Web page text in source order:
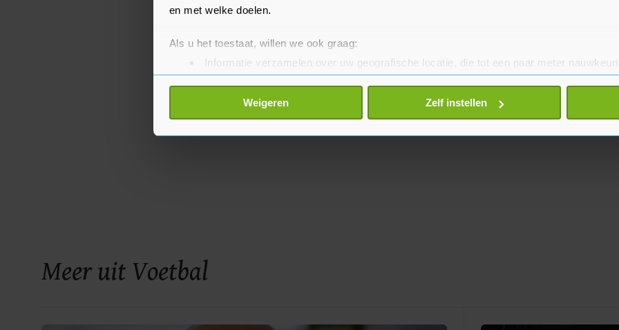
en met welke doelen.
Als u het toestaat, willen we ook graag:
Informatie verzamelen over uw geografische locatie, die tot een paar meter
Uw apparaat identificeren door het actief te scannen op specifieke eigenschappen
Lees meer over hoe uw persoonlijke gegevens worden verwerkt en stel uw voorkeuren in het
toestemming op elk moment wijzigen of intrekken in de Cookieverklaring.
Weigeren Zelf instellen
Meer uit Voetbal